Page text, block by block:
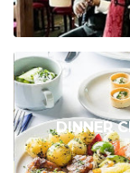
DINNER